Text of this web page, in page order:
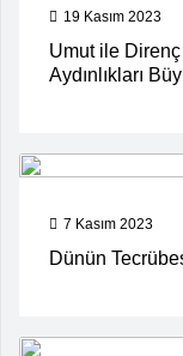
19 Kasım 2023
Umut ile
Aydınlıkları
7 Kasım 2023
Dünün